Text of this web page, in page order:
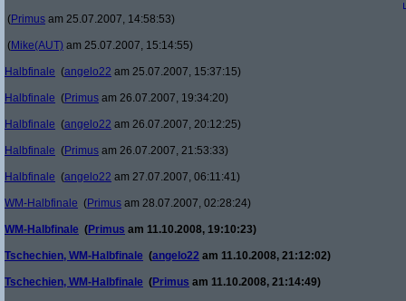
(Primus am 25.07.2007, 14:58:53)
(Mike(AUT) am 25.07.2007, 15:14:55)
Halbfinale (angelo22 am 25.07.2007, 15:37:15)
Halbfinale (Primus am 26.07.2007, 19:34:20)
Halbfinale (angelo22 am 26.07.2007, 20:12:25)
Halbfinale (Primus am 26.07.2007, 21:53:33)
Halbfinale (angelo22 am 27.07.2007, 06:11:41)
WM-Halbfinale (Primus am 28.07.2007, 02:28:24)
WM-Halbfinale (Primus am 11.10.2008, 19:10:23)
Tschechien, WM-Halbfinale (angelo22 am 11.10.2008, 21:12:02)
Tschechien, WM-Halbfinale (Primus am 11.10.2008, 21:14:49)